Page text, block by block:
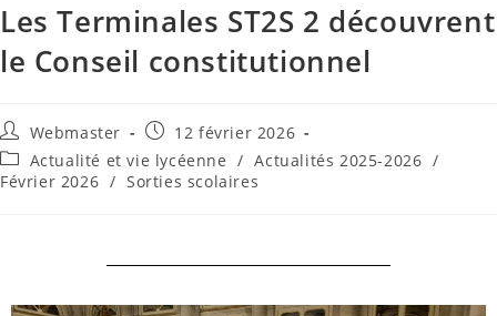
Les Terminales ST2S 2 découvrent
le Conseil constitutionnel
Webmaster
12 février 2026
Actualité et vie lycéenne / Actualités 2025-2026 /
Février 2026 / Sorties scolaires